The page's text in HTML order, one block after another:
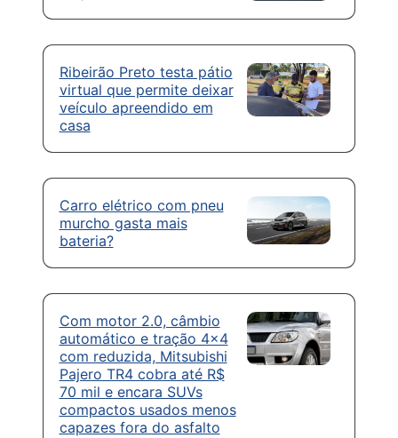
Ribeirão Preto testa pátio
virtual que permite deixar
veículo apreendido em
casa
Carro elétrico com pneu
murcho gasta mais
bateria?
Com motor 2.0, câmbio
automático e tração 4×4
com reduzida, Mitsubishi
Pajero TR4 cobra até R$
70 mil e encara SUVs
compactos usados menos
capazes fora do asfalto